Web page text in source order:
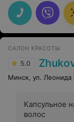
САЛОН КРАСОТЫ
5.0
Минск, ул.
Капсульное
волос